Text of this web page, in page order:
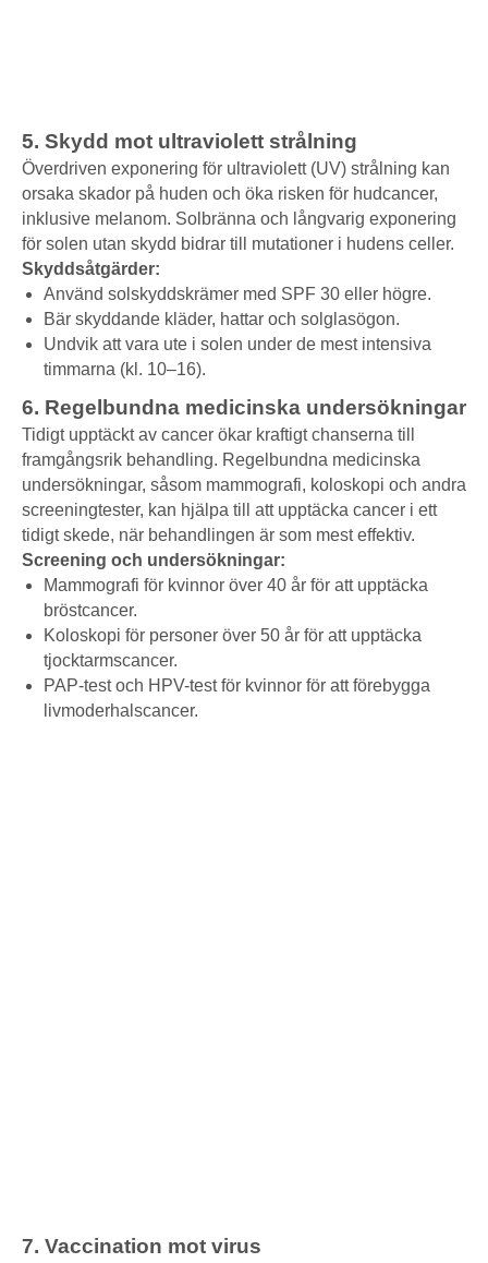
5. Skydd mot ultraviolett strålning
Överdriven exponering för ultraviolett (UV) strålning kan
orsaka skador på huden och öka risken för hudcancer,
inklusive melanom. Solbränna och långvarig exponering
för solen utan skydd bidrar till mutationer i hudens celler.
Skyddsåtgärder:
Använd solskyddskrämer med SPF 30 eller högre.
Bär skyddande kläder, hattar och solglasögon.
Undvik att vara ute i solen under de mest intensiva
timmarna (kl. 10–16).
6. Regelbundna medicinska undersökningar
Tidigt upptäckt av cancer ökar kraftigt chanserna till
framgångsrik behandling. Regelbundna medicinska
undersökningar, såsom mammografi, koloskopi och andra
screeningtester, kan hjälpa till att upptäcka cancer i ett
tidigt skede, när behandlingen är som mest effektiv.
Screening och undersökningar:
Mammografi för kvinnor över 40 år för att upptäcka
bröstcancer.
Koloskopi för personer över 50 år för att upptäcka
tjocktarmscancer.
PAP-test och HPV-test för kvinnor för att förebygga
livmoderhalscancer.
7. Vaccination mot virus